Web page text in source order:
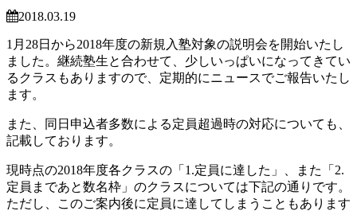
2018.03.19
1月28日から2018年度の新規入塾対象の説明会を開始いたし
ました。継続塾生と合わせて、少しいっぱいになってきてい
るクラスもありますので、定期的にニュースでご報告いたし
ます。
また、同日申込者多数による定員超過時の対応についても、
記載しております。
現時点の2018年度各クラスの「1.定員に達した」、また「2.
定員まであと数名枠」のクラスについては下記の通りです。
ただし、このご案内後に定員に達してしまうこともあります